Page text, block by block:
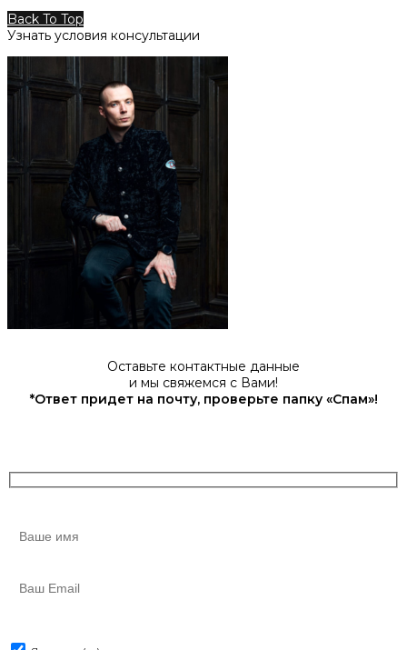
Back To Top
Узнать условия консультации
Оставьте контактные данные
и мы свяжемся с Вами!
*Ответ придет на почту, проверьте папку «Спам»!